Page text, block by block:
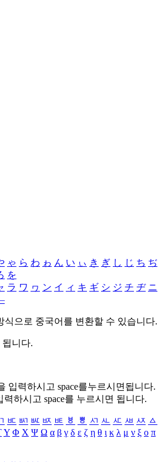
ゃ ら わ ゎ ん い ぃ き ぎ し じ ち ぢ
を
ラ ワ ヮ ン イ ィ キ ギ シ ジ チ ヂ ニ
식으로 중국어를 변환할 수 있습니다.
니다.
입력하시고 space를누르시면됩니다.
력하시고 space를 누르시면 됩니다.
ㅳ ㅴ ㅵ ㅶ ㅷ ㅸ ㅹ ㅺ ㅻ ㅼ ㅽ ㅾ ㅿ
Υ Φ Χ Ψ Ω α β γ δ ε ζ η θ ι κ λ μ ν ξ ο π